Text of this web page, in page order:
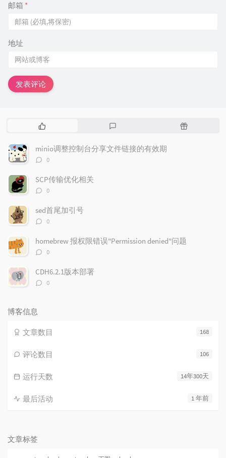
邮箱 *
地址
发表评论
热
文
章
评
随
minio调整控制台分享文件链接的有效期
评
数：
0
SCP传输优化相关
评
数：
0
sed首尾加引号
评
数：
0
homebrew 报权限错误"Permission denied"问题
评
数：
0
CDH6.2.1版本部署
评
0
博客信息
168
文章数目
106
评论数目
14年300天
运行天数
1 年前
最后活动
文章标签